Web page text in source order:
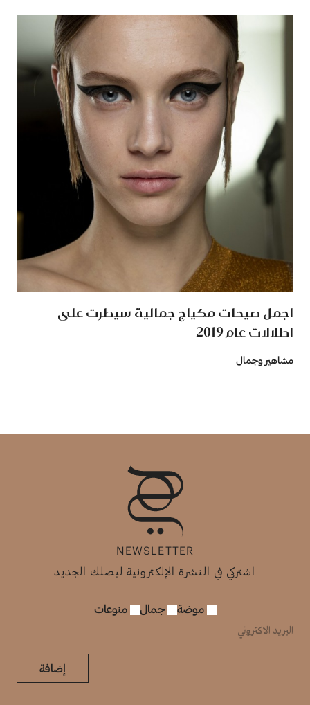
اجمل صيحات مكياج جمالية سيطرت على
اطلالات عام 2019
مشاهير وجمال
NEWSLETTER
اشتركي في النشرة الإلكترونية ليصلك الجديد
موضة جمال منوعات
إضافة